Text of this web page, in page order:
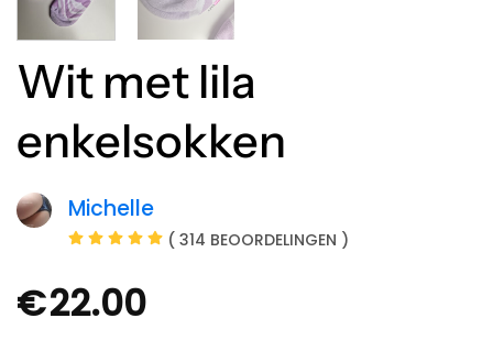
Wit met lila
enkelsokken
Michelle
( 314 BEOORDELINGEN )
€22.00